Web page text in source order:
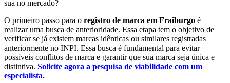
sua no mercado?
O primeiro passo para o registro de marca em Fraiburgo é
realizar uma busca de anterioridade. Essa etapa tem o objetivo de
verificar se já existem marcas idênticas ou similares registradas
anteriormente no INPI. Essa busca é fundamental para evitar
possíveis conflitos de marca e garantir que sua marca seja única e
distintiva. Solicite agora a pesquisa de viabilidade com um
especialista.